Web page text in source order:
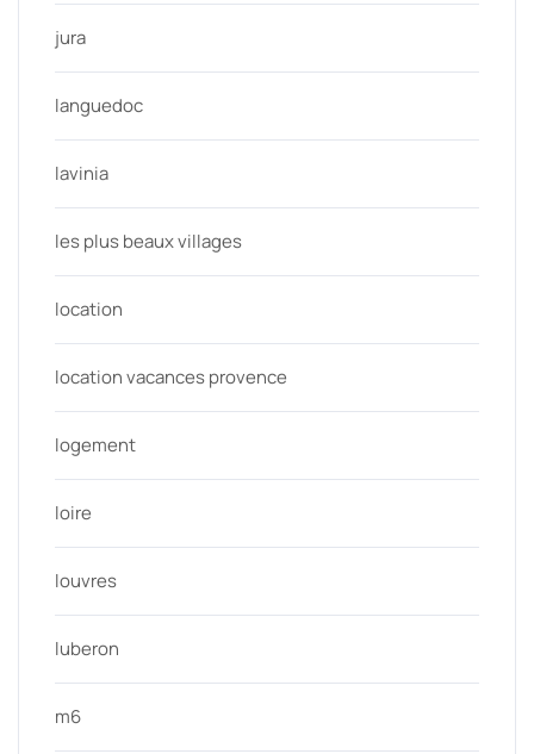
jura
languedoc
lavinia
les plus beaux villages
location
location vacances provence
logement
loire
louvres
luberon
m6